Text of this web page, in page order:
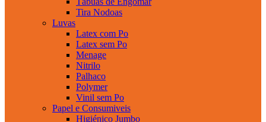
Tira Nodoas
Luvas
Latex com Po
Latex sem Po
Menage
Nitrilo
Palhaco
Polymer
Vinil sem Po
Papel e Consumiveis
Higiénico Jumbo